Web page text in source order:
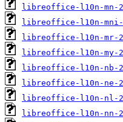
libreoffice-l10n-mn-
libreoffice-l10n-mni-
libreoffice-l10n-mr-
libreoffice-l10n-my-
libreoffice-l10n-nb-
libreoffice-l10n-ne-
libreoffice-l10n-nl-
libreoffice-l10n-nn-